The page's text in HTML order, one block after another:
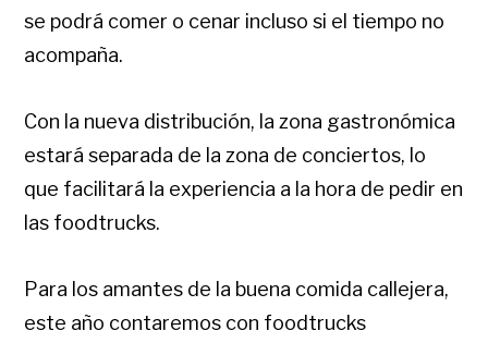
se podrá comer o cenar incluso si el tiempo no
acompaña.
Con la nueva distribución, la zona gastronómica
estará separada de la zona de conciertos, lo
que facilitará la experiencia a la hora de pedir en
las foodtrucks.
Para los amantes de la buena comida callejera,
este año contaremos con foodtrucks